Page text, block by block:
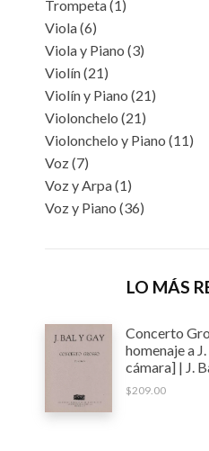
Trompeta(1)
Viola(6)
Viola y Piano (3)
Violín(21)
Violín y Piano (21)
Violonchelo (21)
Violonchelo y Piano (11)
Voz(7)
Voz y Arpa(1)
Voz y Piano (36)
LO MÁS
Concerto
homenaje a
cámara] | J.
$209.00